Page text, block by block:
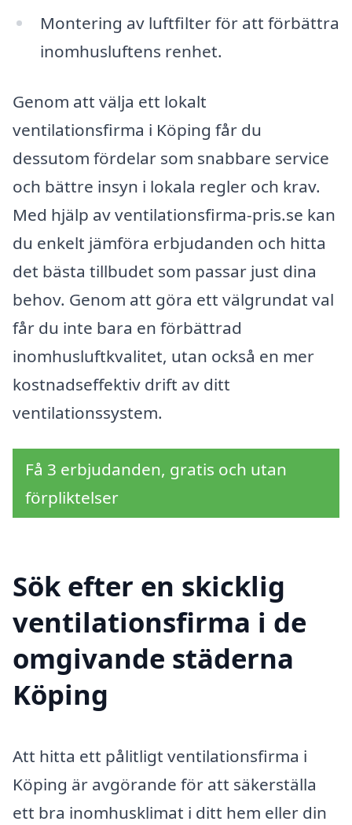
Montering av luftfilter för att förbättra
inomhusluftens renhet.
Genom att välja ett lokalt
ventilationsfirma i Köping får du
dessutom fördelar som snabbare service
och bättre insyn i lokala regler och krav.
Med hjälp av ventilationsfirma-pris.se kan
du enkelt jämföra erbjudanden och hitta
det bästa tillbudet som passar just dina
behov. Genom att göra ett välgrundat val
får du inte bara en förbättrad
inomhusluftkvalitet, utan också en mer
kostnadseffektiv drift av ditt
ventilationssystem.
Få 3 erbjudanden, gratis och utan
förpliktelser
Sök efter en skicklig
ventilationsfirma i de
omgivande städerna
Köping
Att hitta ett pålitligt ventilationsfirma i
Köping är avgörande för att säkerställa
ett bra inomhusklimat i ditt hem eller din